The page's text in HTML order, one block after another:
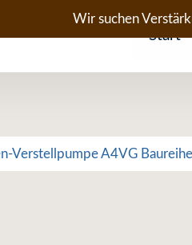
Wir suchen
Start
Verstellpumpe A4VG